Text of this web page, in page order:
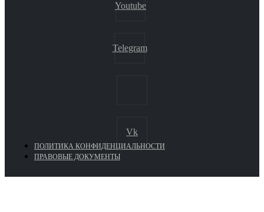
Youtube
Telegram
Vk
ПОЛИТИКА КОНФИДЕНЦИАЛЬНОСТИ
ПРАВОВЫЕ ДОКУМЕНТЫ